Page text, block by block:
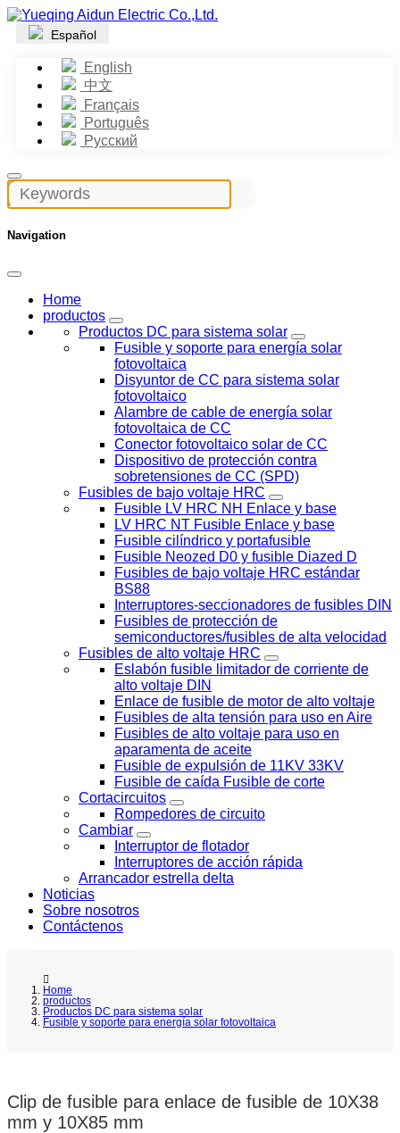
Español
English
中文
Français
Português
Русский
Navigation
Home
productos
Productos DC para sistema solar
Fusible y soporte para energía solar
fotovoltaica
Disyuntor de CC para sistema solar
fotovoltaico
Alambre de cable de energía solar
fotovoltaica de CC
Conector fotovoltaico solar de CC
Dispositivo de protección contra
sobretensiones de CC (SPD)
Fusibles de bajo voltaje HRC
Fusible LV HRC NH Enlace y base
LV HRC NT Fusible Enlace y base
Fusible cilíndrico y portafusible
Fusible Neozed D0 y fusible Diazed D
Fusibles de bajo voltaje HRC estándar
BS88
Interruptores-seccionadores de fusibles DIN
Fusibles de protección de
semiconductores/fusibles de alta velocidad
Fusibles de alto voltaje HRC
Eslabón fusible limitador de corriente de
alto voltaje DIN
Enlace de fusible de motor de alto voltaje
Fusibles de alta tensión para uso en Aire
Fusibles de alto voltaje para uso en
aparamenta de aceite
Fusible de expulsión de 11KV 33KV
Fusible de caída Fusible de corte
Cortacircuitos
Rompedores de circuito
Cambiar
Interruptor de flotador
Interruptores de acción rápida
Arrancador estrella delta
Noticias
Sobre nosotros
Contáctenos
Home
productos
Productos DC para sistema solar
Fusible y soporte para energía solar fotovoltaica
Clip de fusible para enlace de fusible de 10X38
mm y 10X85 mm